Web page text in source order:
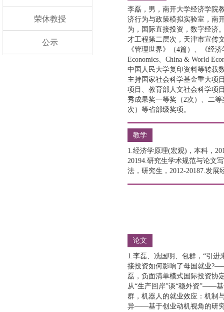
荣休教授
公示
李磊，男，南开大学经济学院
济行为与政策模拟实验室，南
为，国际直接投资，数字经济
才工程第二层次，天津市宣传
《管理世界》（4篇）、《经
Economics、China & World
中国人民大学复印资料等转载
主持国家社会科学基金重大项
项目、教育部人文社会科学项
秀成果奖一等奖（2次）、二
次）等省部级奖项。
教学
1.经济学原理(宏观)，本科，
20194.研究生学术规范与论文
法，研究生，2012-20187.发展
论文
1.李磊、冼国明、包群，“引进
接投资如何影响了母国就业
磊，负面清单模式国际投资协
从“生产回岸”谈“稳外资”——
群，机器人的就业效应：机制
异——基于创业动机视角的研究